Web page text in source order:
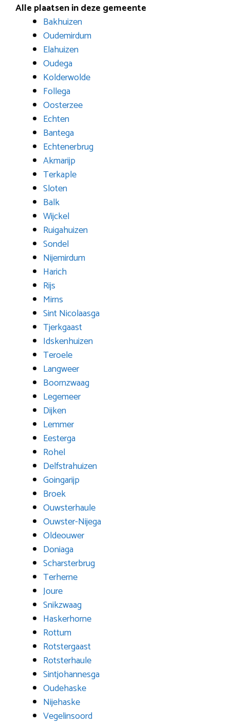
Alle plaatsen in deze gemeente
Bakhuizen
Oudemirdum
Elahuizen
Oudega
Kolderwolde
Follega
Oosterzee
Echten
Bantega
Echtenerbrug
Akmarijp
Terkaple
Sloten
Balk
Wijckel
Ruigahuizen
Sondel
Nijemirdum
Harich
Rijs
Mirns
Sint Nicolaasga
Tjerkgaast
Idskenhuizen
Teroele
Langweer
Boornzwaag
Legemeer
Dijken
Lemmer
Eesterga
Rohel
Delfstrahuizen
Goingarijp
Broek
Ouwsterhaule
Ouwster-Nijega
Oldeouwer
Doniaga
Scharsterbrug
Terherne
Joure
Snikzwaag
Haskerhorne
Rottum
Rotstergaast
Rotsterhaule
Sintjohannesga
Oudehaske
Nijehaske
Vegelinsoord